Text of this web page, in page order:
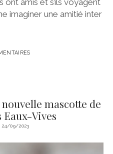
ont amis et s’ils voyagent
imaginer une amitié inter
mascotte de
Eaux-Vives
24/09/2023